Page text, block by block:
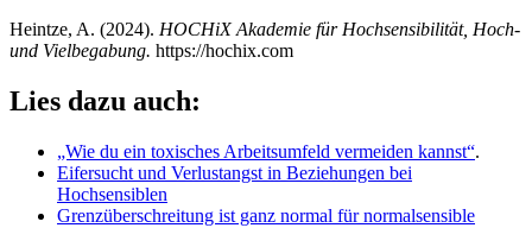
Heintze, A. (2024). HOCHiX Akademie für Hochsensibilität, Hoch-
und Vielbegabung. https://hochix.com
Lies dazu auch:
„Wie du ein toxisches Arbeitsumfeld vermeiden kannst“.
Eifersucht und Verlustangst in Beziehungen bei
Hochsensiblen
Grenzüberschreitung ist ganz normal für normalsensible